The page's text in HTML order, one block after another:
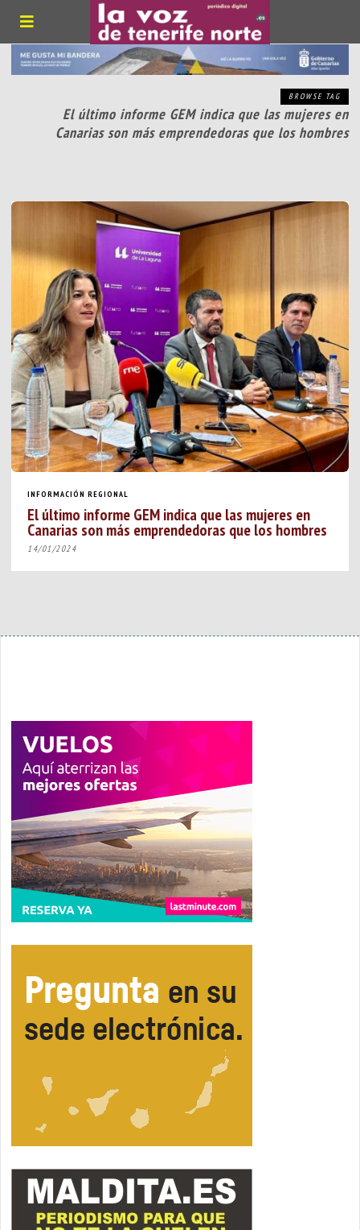
BROWSE TAG
El último informe GEM indica que las mujeres en
Canarias son más emprendedoras que los hombres
INFORMACIÓN REGIONAL
El último informe GEM indica que las mujeres en
Canarias son más emprendedoras que los hombres
14/01/2024